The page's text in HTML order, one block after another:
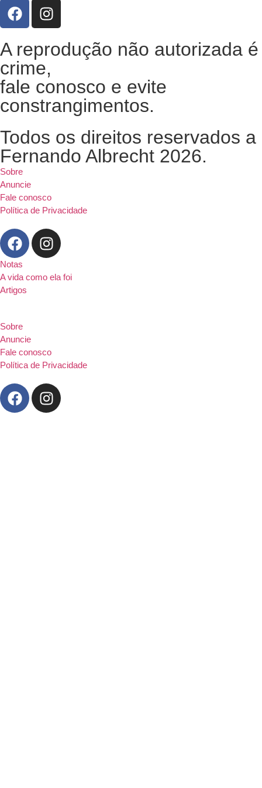
A reprodução não autorizada é
crime,
fale conosco e evite
constrangimentos.
Todos os direitos reservados a
Fernando Albrecht 2026.
Sobre
Anuncie
Fale conosco
Política de Privacidade
Notas
A vida como ela foi
Artigos
Sobre
Anuncie
Fale conosco
Política de Privacidade